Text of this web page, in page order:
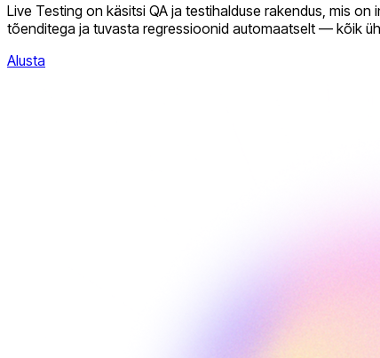
Live Testing on käsitsi QA ja testihalduse rakendus, mis
tõenditega ja tuvasta regressioonid automaatselt — kõik
Alusta